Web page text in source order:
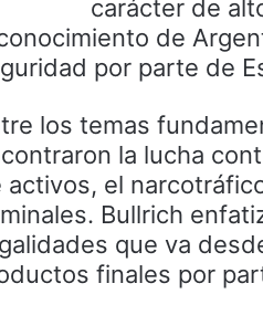
carácter de
de
por parte de
los temas
la lucha
activos, el
Bullrich
que va
finales por